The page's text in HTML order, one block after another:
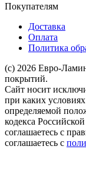
Покупателям
Доставка
Оплата
Политика
(c) 2026 Евро-
покрытий.
Сайт носит
при каких
определяемой
кодекса
соглашаетесь с
соглашаетесь с